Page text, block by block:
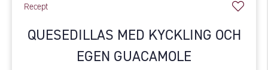
Recept
QUESEDILLAS MED KYCKLING OCH
EGEN GUACAMOLE